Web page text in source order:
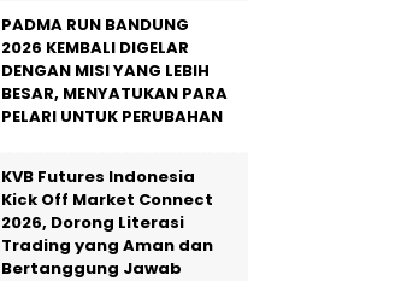
PADMA RUN BANDUNG
2026 KEMBALI DIGELAR
DENGAN MISI YANG LEBIH
BESAR, MENYATUKAN PARA
PELARI UNTUK PERUBAHAN
KVB Futures Indonesia
Kick Off Market Connect
2026, Dorong Literasi
Trading yang Aman dan
Bertanggung Jawab